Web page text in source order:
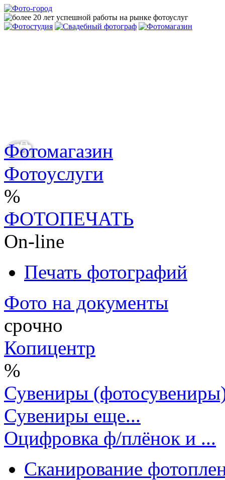
Фотомагазин
Фотоуслуги
%
ФОТОПЕЧАТЬ
On-line
Печать фотографий
Фото на документы
срочно
Копицентр
%
Сувениры
Сувениры еще...
Оцифровка ф/плёнок и ...
Сканирование